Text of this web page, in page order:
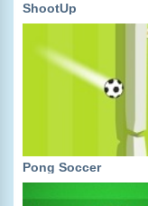
ShootUp
Pong Soccer